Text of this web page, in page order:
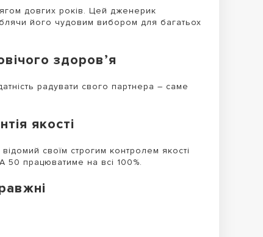
довгих років. Цей дженерик
його чудовим вибором для багатьох
здоров’я
радувати свого партнера – саме
якості
своїм строгим контролем якості
50 працюватиме на всі 100%.